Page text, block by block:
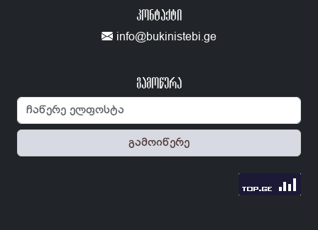
ᲙᲝᲜᲢᲐᲥᲢᲘ
info@bukinistebi.ge
გამოწერა
გამოიწერე